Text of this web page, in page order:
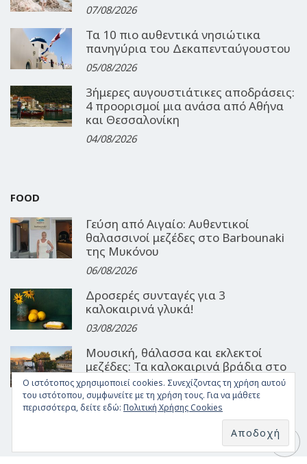
07/08/2026
Τα 10 πιο αυθεντικά νησιώτικα
πανηγύρια του Δεκαπενταύγουστου
05/08/2026
3ήμερες αυγουστιάτικες αποδράσεις:
4 προορισμοί μια ανάσα από Αθήνα
και Θεσσαλονίκη
04/08/2026
FOOD
Γεύση από Αιγαίο: Αυθεντικοί
θαλασσινοί μεζέδες στο Barbounaki
της Μυκόνου
06/08/2026
Δροσερές συνταγές για 3
καλοκαιρινά γλυκά!
03/08/2026
Μουσική, θάλασσα και εκλεκτοί
μεζέδες: Τα καλοκαιρινά βράδια στο
Ouzeri του GRL
30/07/2026
Ο ιστότοπος χρησιμοποιεί cookies. Συνεχίζοντας τη χρήση αυτού
του ιστότοπου, συμφωνείτε με τη χρήση τους. Για να μάθετε
περισσότερα, δείτε εδώ: Πολιτική Χρήσης Cookies